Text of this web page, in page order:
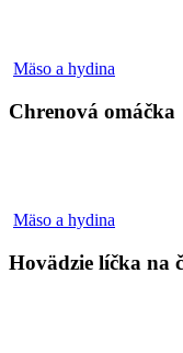
Mäso a hydina
Chrenová omáčka
Mäso a hydina
na
Hovädzie líčka na